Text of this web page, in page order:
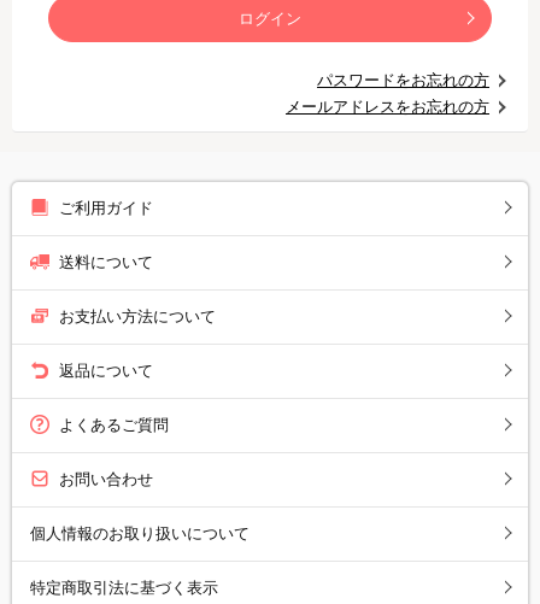
ログイン
パスワードをお忘れの方
メールアドレスをお忘れの方
ご利用ガイド
送料について
お支払い方法について
返品について
よくあるご質問
お問い合わせ
個人情報のお取り扱いについて
特定商取引法に基づく表示